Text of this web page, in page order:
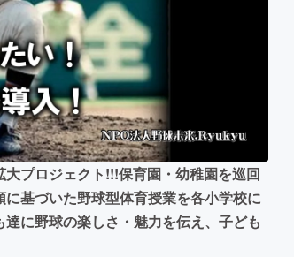
CAMPFIRE for Social Good
CAMPFIREふるさと納税
プロジェクト!!!保育園・幼稚園を巡回
基づいた野球型体育授業を各小学校に
に野球の楽しさ・魅力を伝え、子ども